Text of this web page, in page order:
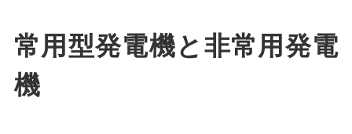
常用型発電機と非常用発電
機